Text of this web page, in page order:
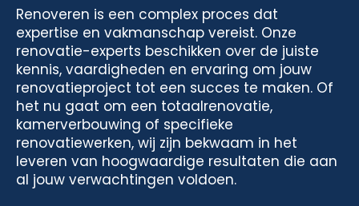
Renoveren is een complex proces dat
expertise en vakmanschap vereist. Onze
renovatie-experts beschikken over de juiste
kennis, vaardigheden en ervaring om jouw
renovatieproject tot een succes te maken. Of
het nu gaat om een totaalrenovatie,
kamerverbouwing of specifieke
renovatiewerken, wij zijn bekwaam in het
leveren van hoogwaardige resultaten die aan
al jouw verwachtingen voldoen.